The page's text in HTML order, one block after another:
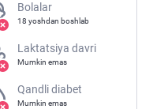
Bolalar
18 yoshdan boshlab
Laktatsiya davri
Mumkin emas
Qandli diabet
Mumkin emas